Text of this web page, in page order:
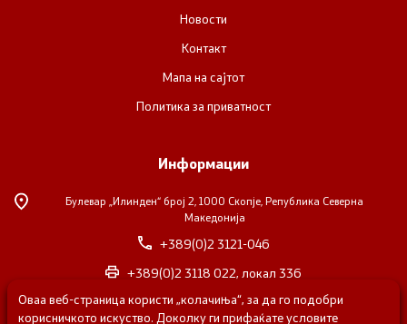
Новости
Контакт
Мапа на сајтот
Политика за приватност
Информации
Булевар „Илинден“ број 2, 1000 Скопје, Република Северна
Македонија
+389(0)2 3121-046
+389(0)2 3118 022, локал 336
nvosorabotka@gs.gov.mk
Оваа веб-страница користи „колачиња“, за да го подобри
корисничкото искуство. Доколку ги прифаќате условите